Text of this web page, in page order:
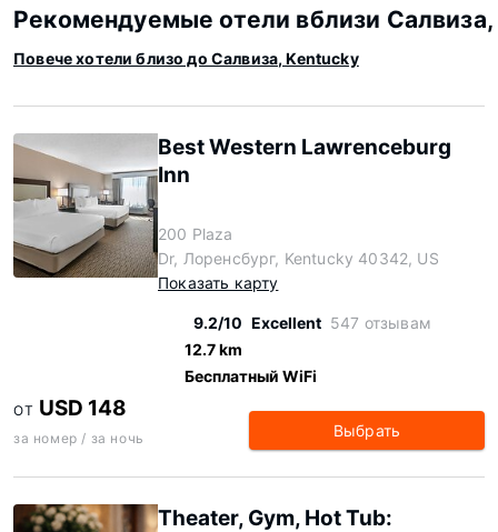
Рекомендуемые отели вблизи
Повече хотели близо до Салвиза, Kentucky
Best Western Lawrenceburg
Inn
200 Plaza
Dr, Лоренсбург, Kentucky 40342, US
Показать карту
9.2/10 Excellent 547 отзывам
12.7 km
Бесплатный WiFi
ОТ USD 148
за номер / за ночь Выбрать
Theater, Gym, Hot Tub: